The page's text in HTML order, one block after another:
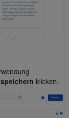
klicken.